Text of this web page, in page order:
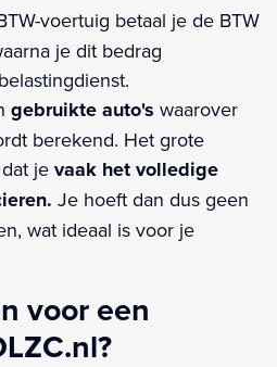
voertuig betaal je de BTW
je dit bedrag
gebruikte auto's waarover
berekend. Het grote
je vaak het volledige
Je hoeft dan dus geen
wat ideaal is voor je
voor een